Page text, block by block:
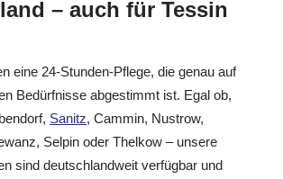
– auch für Tessin
eine 24-Stunden-Pflege, die genau auf
Bedürfnisse abgestimmt ist. Egal ob,
Sanitz, Cammin, Nustrow,
Selpin oder Thelkow – unsere
sind deutschlandweit verfügbar und